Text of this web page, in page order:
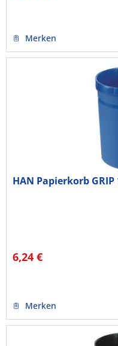
Merken
HAN Papierkorb
6,24 €
Merken